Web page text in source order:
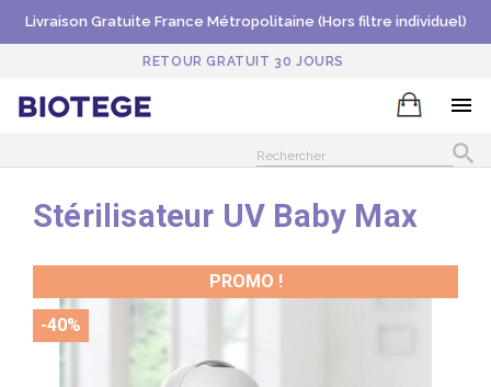
Livraison Gratuite France Métropolitaine (Hors filtre individuel)
RETOUR GRATUIT 30 JOURS


Stérilisateur UV Baby Max
PROMO !
-40%